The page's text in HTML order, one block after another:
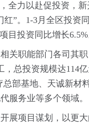
全力以赴促投资，
”。1-3月全区投资
目投资同比增长6.5%
关职能部门各司其
总投资规模达114
部基地、天诚新材
服务业等多个领域。
展项目谋划，以更